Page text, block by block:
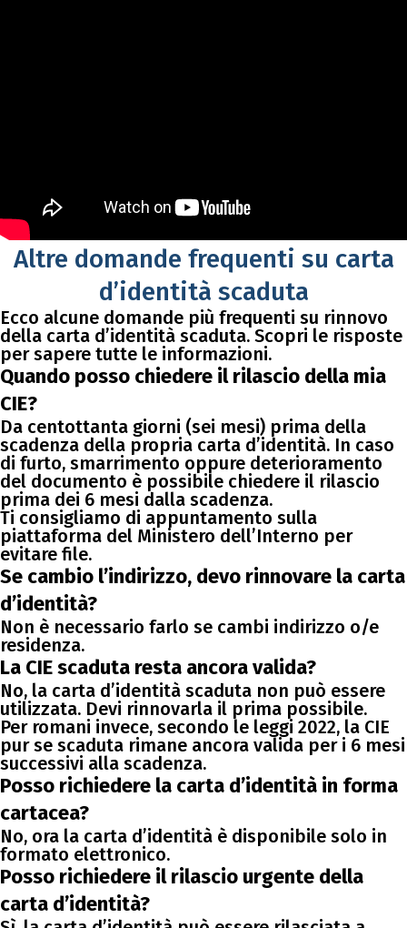
Altre domande frequenti su carta
d’identità scaduta
Ecco alcune domande più frequenti su rinnovo
della carta d’identità scaduta. Scopri le risposte
per sapere tutte le informazioni.
Quando posso chiedere il rilascio della mia
CIE?
Da centottanta giorni (sei mesi) prima della
scadenza della propria carta d’identità. In caso
di furto, smarrimento oppure deterioramento
del documento è possibile chiedere il rilascio
prima dei 6 mesi dalla scadenza.
Ti consigliamo di appuntamento sulla
piattaforma del Ministero dell’Interno per
evitare file.
Se cambio l’indirizzo, devo rinnovare la carta
d’identità?
Non è necessario farlo se cambi indirizzo o/e
residenza.
La CIE scaduta resta ancora valida?
No, la carta d’identità scaduta non può essere
utilizzata. Devi rinnovarla il prima possibile.
Per romani invece, secondo le leggi 2022, la CIE
pur se scaduta rimane ancora valida per i 6 mesi
successivi alla scadenza.
Posso richiedere la carta d’identità in forma
cartacea?
No, ora la carta d’identità è disponibile solo in
formato elettronico.
Posso richiedere il rilascio urgente della
carta d’identità?